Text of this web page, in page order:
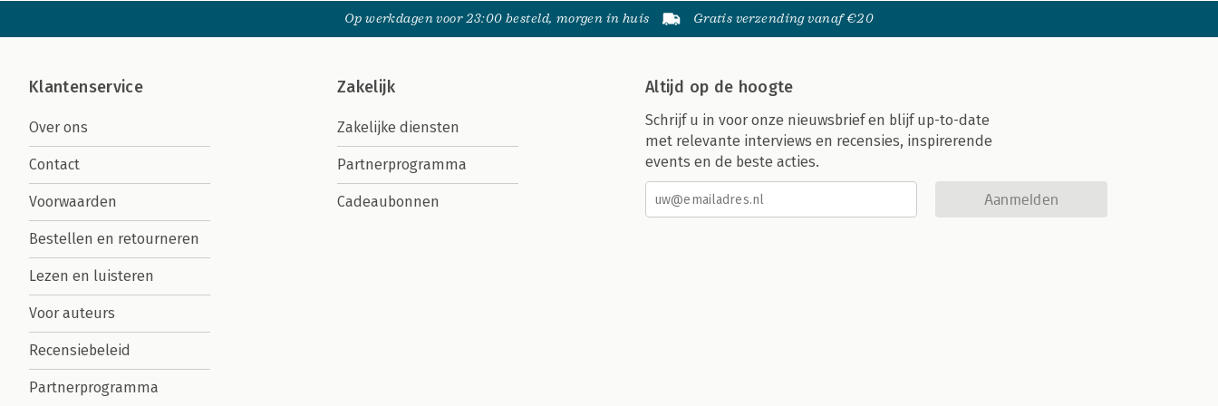
Op werkdagen voor 23:00 besteld, morgen in huis Gratis verzending vanaf €20
Klantenservice
Over ons
Contact
Voorwaarden
Bestellen en retourneren
Lezen en luisteren
Voor auteurs
Recensiebeleid
Partnerprogramma
Zakelijk
Zakelijke diensten
Partnerprogramma
Cadeaubonnen
Altijd op de hoogte
Schrijf u in voor onze nieuwsbrief en blijf up-to-date
met relevante interviews en recensies, inspirerende
events en de beste acties.
Aanmelden